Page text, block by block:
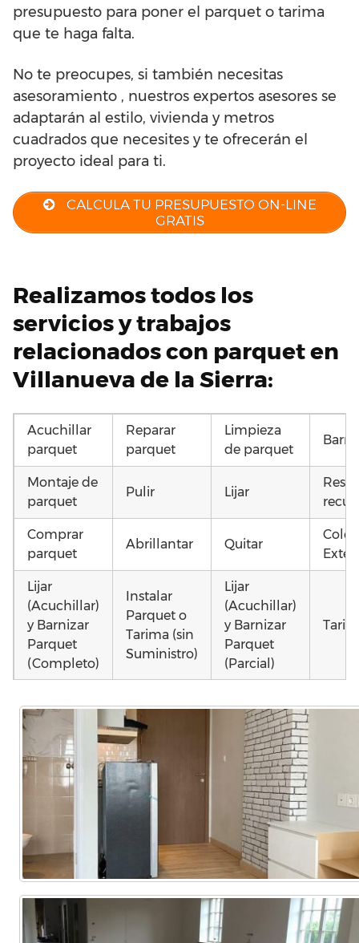
presupuesto para poner el parquet o tarima
que te haga falta.
No te preocupes, si también necesitas
asesoramiento , nuestros expertos asesores se
adaptarán al estilo, vivienda y metros
cuadrados que necesites y te ofrecerán el
proyecto ideal para ti.
CALCULA TU PRESUPUESTO ON-LINE
GRATIS
Realizamos todos los
servicios y trabajos
relacionados con parquet en
Villanueva de la Sierra:
Acuchillar
parquet
Reparar
parquet
Limpieza
de parquet
Montaje de
parquet
Pulir Lijar
Comprar
parquet
Abrillantar Quitar
Lijar
(Acuchillar)
y Barnizar
Parquet
(Completo)
Instalar
Parquet o
Tarima (sin
Suministro)
Lijar
(Acuchillar)
y Barnizar
Parquet
(Parcial)
Instalar
parquet o
Tarima
Local
Comercial
Poner
parquet o
Tarima
Vivienda
(Completa)
Poner
parquet o
Tarima
Vivienda
(Parcial)
etc…